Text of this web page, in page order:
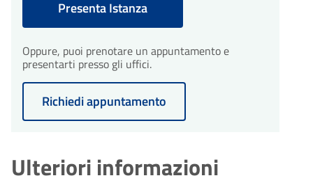
30
giorni
Conclusione del
procedimento
Il procedimento amministrativo
sarà concluso entro un massimo
di 30 giorni dalla presentazione
dell'istanza.
dall'avvio del procedimento.
30 Conclusione del
procedimento
Il procedimento amministrativo
sarà concluso entro un massimo
Presenta Istanza
Oppure, puoi prenotare un appuntamento e
presentarti presso gli uffici.
Richiedi appuntamento
Ulteriori informazioni